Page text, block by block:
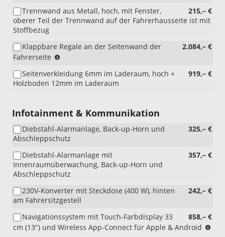
215,– €
Trennwand aus Metall, hoch, mit Fenster,
oberer Teil der Trennwand auf der Fahrerhausseite ist mit
Stoffbezug
2.084,– €
Klappbare Regale an der Seitenwand der
Fahrerseite
mit
5BU)
919,– €
Seitenverkleidung 6mm im Laderaum, hoch +
Holzboden 12mm im Laderaum
Infotainment & Kommunikation
325,– €
Diebstahl-Alarmanlage, Back-up-Horn und
Abschleppschutz
357,– €
Diebstahl-Alarmanlage mit
Innenraumüberwachung, Back-up-Horn und
Abschleppschutz
242,– €
230V-Konverter mit Steckdose (400 W), hinten
am Fahrersitzgestell
858,– €
Navigationssystem mit Touch-Farbdisplay 33
cm (13") und Wireless App-Connect für Apple & Android